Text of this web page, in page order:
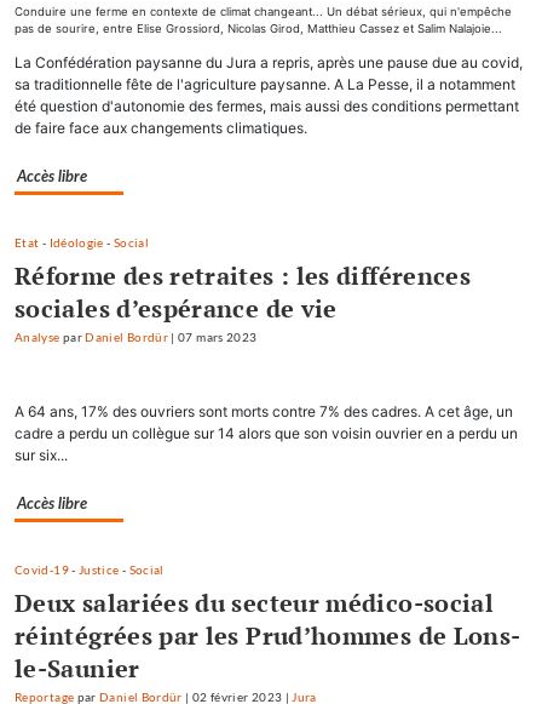
Conduire une ferme en contexte de climat changeant... Un débat sérieux, qui n'empêche
pas de sourire, entre Elise Grossiord, Nicolas Girod, Matthieu Cassez et Salim Nalajoie...
La Confédération paysanne du Jura a repris, après une pause due au covid,
sa traditionnelle fête de l'agriculture paysanne. A La Pesse, il a notamment
été question d'autonomie des fermes, mais aussi des conditions permettant
de faire face aux changements climatiques.
Accès libre
Etat - Idéologie - Social
Réforme des retraites : les différences
sociales d’espérance de vie
Analyse parDaniel Bordür |07 mars 2023
A 64 ans, 17% des ouvriers sont morts contre 7% des cadres. A cet âge, un
cadre a perdu un collègue sur 14 alors que son voisin ouvrier en a perdu un
sur six...
Accès libre
Covid-19- Justice - Social
Deux salariées du secteur médico-social
réintégrées par les Prud’hommes de Lons-
le-Saunier
Reportage parDaniel Bordür | 02 février 2023 | Jura